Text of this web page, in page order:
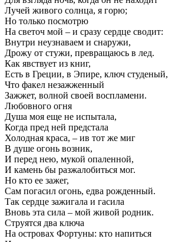
Лучей живого солнца, я горю;
Но только посмотрю
На светоч мой – и сразу сердце сводит:
Внутри неузнаваем и снаружи,
Дрожу от стужи, превращаюсь в лед.
Как явствует из книг,
Есть в Греции, в Эпире, ключ студеный,
Что факел незажженный
Зажжет, волной своей воспламени.
Любовного огня
Душа моя еще не испытала,
Когда пред ней предстала
Холодная краса, – ив тот же миг
В душе огонь возник,
И перед нею, мукой опаленной,
И камень бы разжалобиться мог.
Но кто ее зажег,
Сам погасил огонь, едва рожденный.
Так сердце зажигала и гасила
Вновь эта сила – мой живой родник.
Струятся два ключа
На островах Фортуны: кто напиться